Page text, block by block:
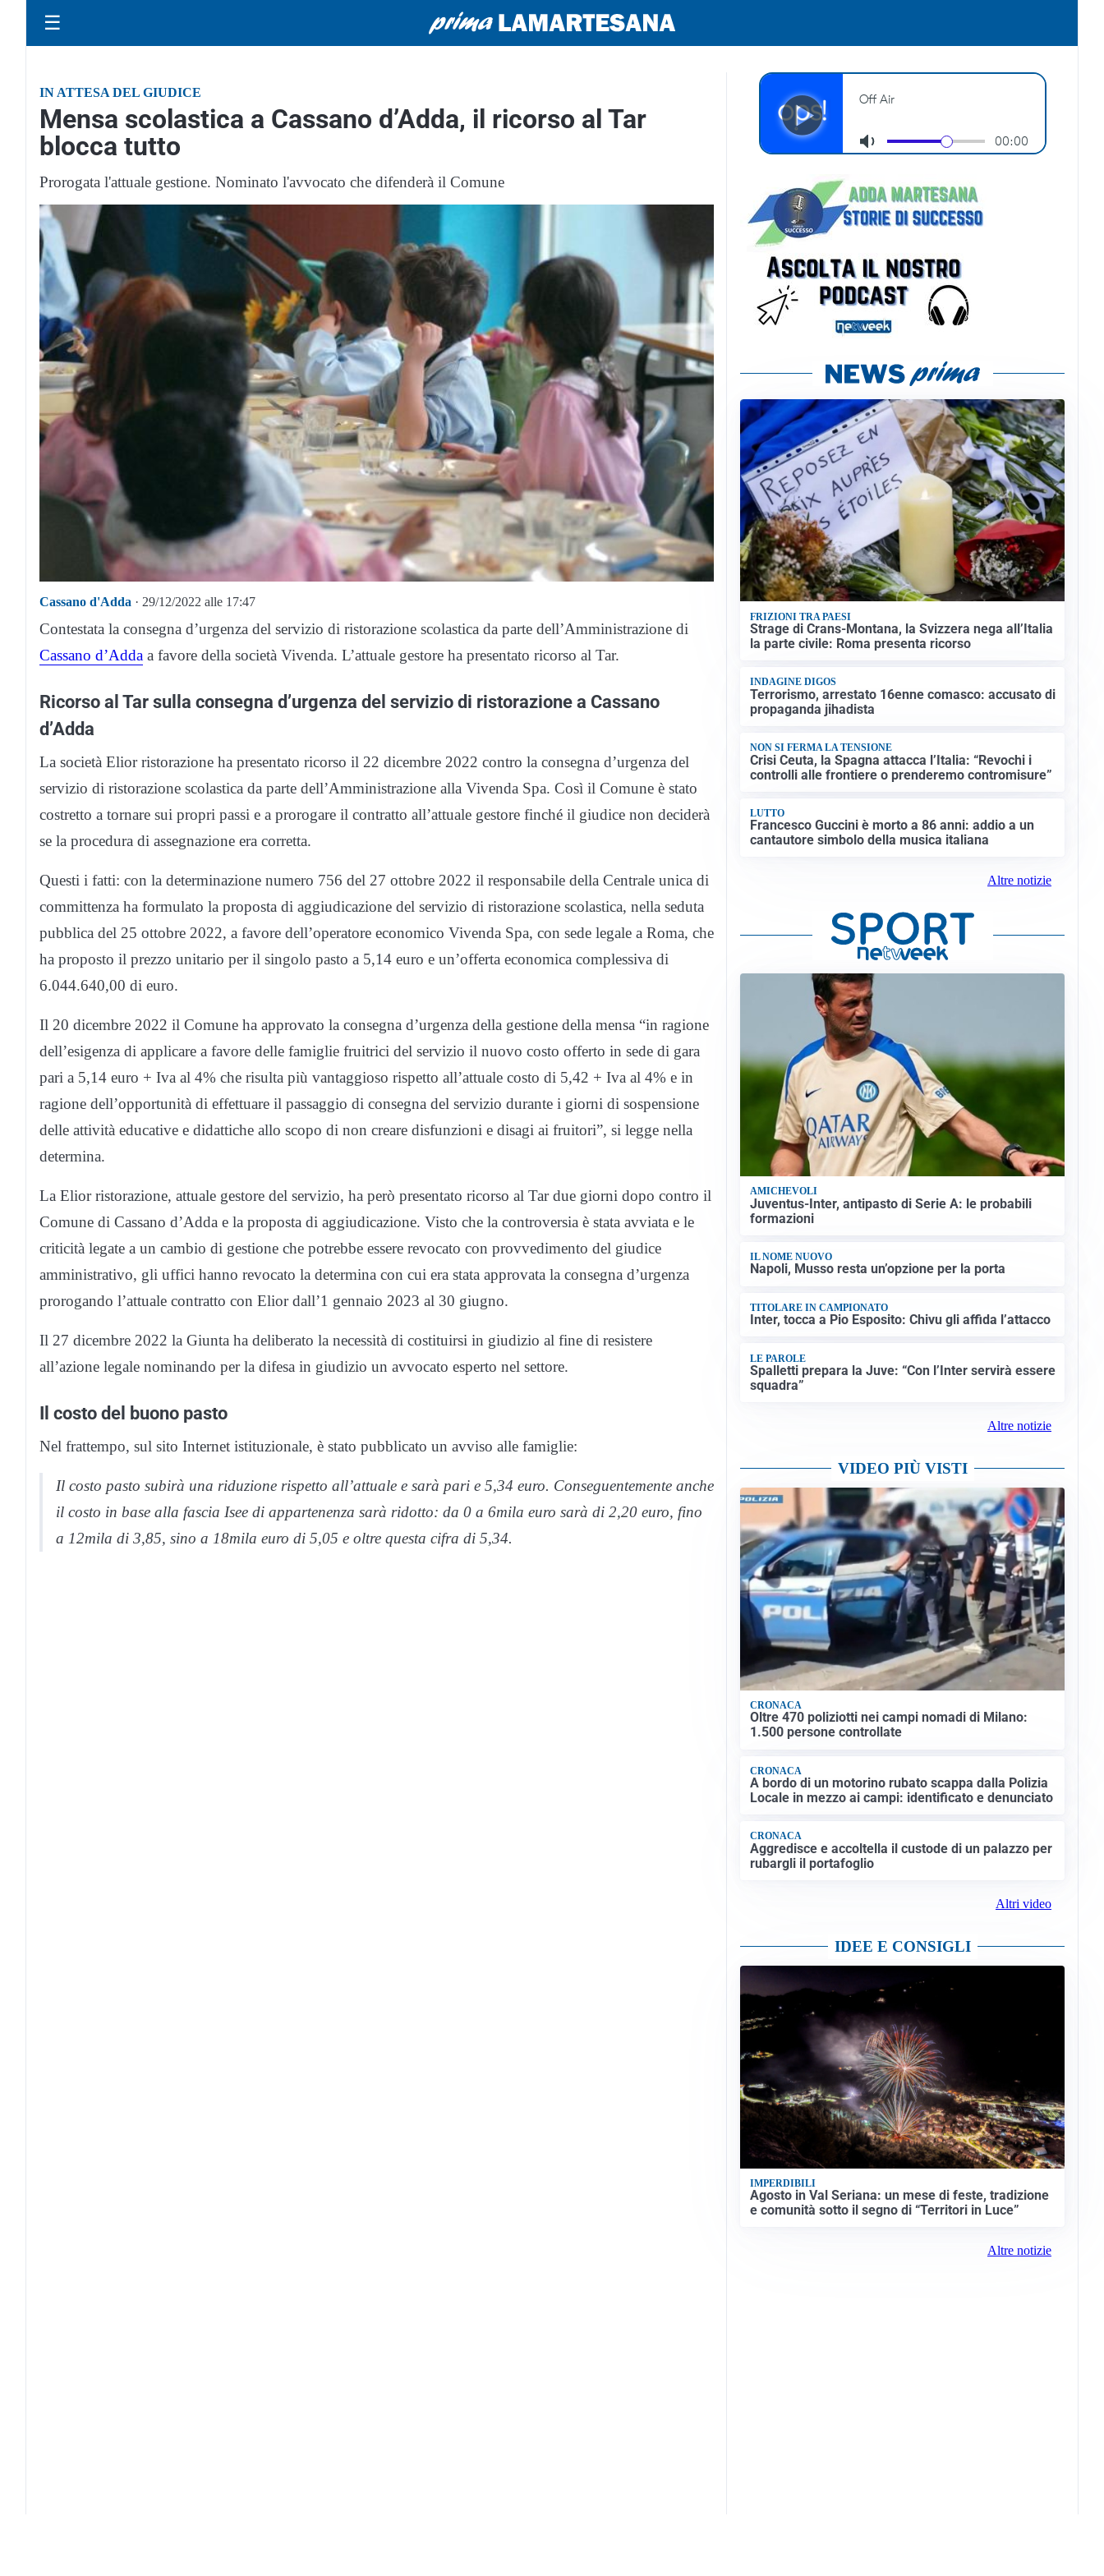
☰
IN ATTESA DEL GIUDICE
Mensa scolastica a Cassano d’Adda, il ricorso al Tar
blocca tutto
Prorogata l'attuale gestione. Nominato l'avvocato che difenderà il Comune
Cassano d'Adda · 29/12/2022 alle 17:47
Contestata la consegna d’urgenza del servizio di ristorazione scolastica da parte dell’Amministrazione di
Cassano d’Adda a favore della società Vivenda. L’attuale gestore ha presentato ricorso al Tar.
Ricorso al Tar sulla consegna d’urgenza del servizio di ristorazione a Cassano
d’Adda
La società Elior ristorazione ha presentato ricorso il 22 dicembre 2022 contro la consegna d’urgenza del
servizio di ristorazione scolastica da parte dell’Amministrazione alla Vivenda Spa. Così il Comune è stato
costretto a tornare sui propri passi e a prorogare il contratto all’attuale gestore finché il giudice non deciderà
se la procedura di assegnazione era corretta.
Questi i fatti: con la determinazione numero 756 del 27 ottobre 2022 il responsabile della Centrale unica di
committenza ha formulato la proposta di aggiudicazione del servizio di ristorazione scolastica, nella seduta
pubblica del 25 ottobre 2022, a favore dell’operatore economico Vivenda Spa, con sede legale a Roma, che
ha proposto il prezzo unitario per il singolo pasto a 5,14 euro e un’offerta economica complessiva di
6.044.640,00 di euro.
Il 20 dicembre 2022 il Comune ha approvato la consegna d’urgenza della gestione della mensa “in ragione
dell’esigenza di applicare a favore delle famiglie fruitrici del servizio il nuovo costo offerto in sede di gara
pari a 5,14 euro + Iva al 4% che risulta più vantaggioso rispetto all’attuale costo di 5,42 + Iva al 4% e in
ragione dell’opportunità di effettuare il passaggio di consegna del servizio durante i giorni di sospensione
delle attività educative e didattiche allo scopo di non creare disfunzioni e disagi ai fruitori”, si legge nella
determina.
La Elior ristorazione, attuale gestore del servizio, ha però presentato ricorso al Tar due giorni dopo contro il
Comune di Cassano d’Adda e la proposta di aggiudicazione. Visto che la controversia è stata avviata e le
criticità legate a un cambio di gestione che potrebbe essere revocato con provvedimento del giudice
amministrativo, gli uffici hanno revocato la determina con cui era stata approvata la consegna d’urgenza
prorogando l’attuale contratto con Elior dall’1 gennaio 2023 al 30 giugno.
Il 27 dicembre 2022 la Giunta ha deliberato la necessità di costituirsi in giudizio al fine di resistere
all’azione legale nominando per la difesa in giudizio un avvocato esperto nel settore.
Il costo del buono pasto
Nel frattempo, sul sito Internet istituzionale, è stato pubblicato un avviso alle famiglie:
Il costo pasto subirà una riduzione rispetto all’attuale e sarà pari e 5,34 euro. Conseguentemente anche
il costo in base alla fascia Isee di appartenenza sarà ridotto: da 0 a 6mila euro sarà di 2,20 euro, fino
a 12mila di 3,85, sino a 18mila euro di 5,05 e oltre questa cifra di 5,34.
FRIZIONI TRA PAESI
Strage di Crans-Montana, la Svizzera nega all’Italia
la parte civile: Roma presenta ricorso
INDAGINE DIGOS
Terrorismo, arrestato 16enne comasco: accusato di
propaganda jihadista
NON SI FERMA LA TENSIONE
Crisi Ceuta, la Spagna attacca l’Italia: “Revochi i
controlli alle frontiere o prenderemo contromisure”
LUTTO
Francesco Guccini è morto a 86 anni: addio a un
cantautore simbolo della musica italiana
Altre notizie
AMICHEVOLI
Juventus-Inter, antipasto di Serie A: le probabili
formazioni
IL NOME NUOVO
Napoli, Musso resta un’opzione per la porta
TITOLARE IN CAMPIONATO
Inter, tocca a Pio Esposito: Chivu gli affida l’attacco
LE PAROLE
Spalletti prepara la Juve: “Con l’Inter servirà essere
squadra”
Altre notizie
VIDEO PIÙ VISTI
CRONACA
Oltre 470 poliziotti nei campi nomadi di Milano:
1.500 persone controllate
CRONACA
A bordo di un motorino rubato scappa dalla Polizia
Locale in mezzo ai campi: identificato e denunciato
CRONACA
Aggredisce e accoltella il custode di un palazzo per
rubargli il portafoglio
Altri video
IDEE E CONSIGLI
IMPERDIBILI
Agosto in Val Seriana: un mese di feste, tradizione
e comunità sotto il segno di “Territori in Luce”
Altre notizie